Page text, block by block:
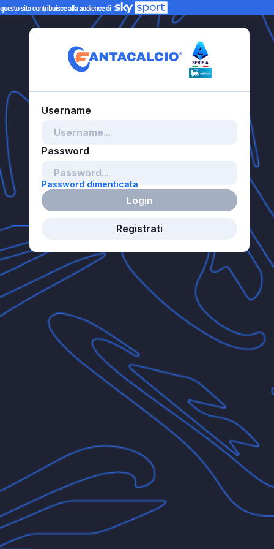
Password dimenticata
Login
Registrati